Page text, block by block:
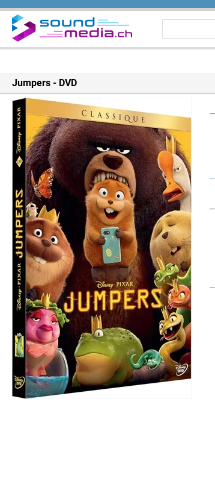
Jumpers - DVD